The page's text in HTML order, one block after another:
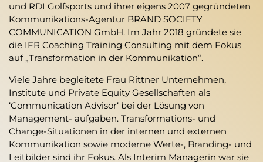
und RDI Golfsports und ihrer eigens 2007 gegründeten
Kommunikations-Agentur BRAND SOCIETY
COMMUNICATION GmbH. Im Jahr 2018 gründete sie
die IFR Coaching Training Consulting mit dem Fokus
auf „Transformation in der Kommunikation“.
Viele Jahre begleitete Frau Rittner Unternehmen,
Institute und Private Equity Gesellschaften als
‘Communication Advisor‘ bei der Lösung von
Management- aufgaben. Transformations- und
Change-Situationen in der internen und externen
Kommunikation sowie moderne Werte-, Branding- und
Leitbilder sind ihr Fokus. Als Interim Managerin war sie